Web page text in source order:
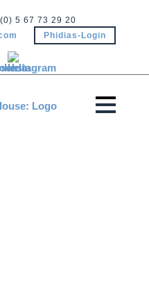
5 67 73 29 20
Phidias-Login